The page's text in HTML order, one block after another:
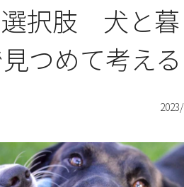
択肢 犬と暮
つめて考える